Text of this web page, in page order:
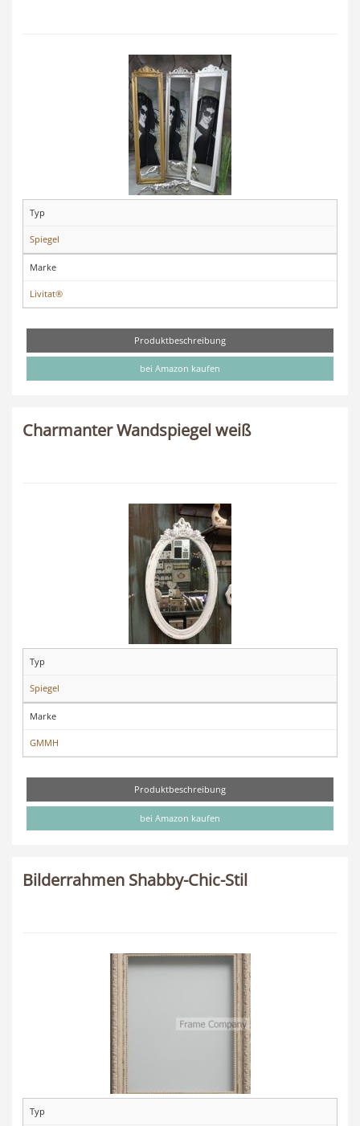
Typ
Spiegel
Marke
Livitat®
Produktbeschreibung
bei Amazon kaufen
Charmanter Wandspiegel weiß
Typ
Spiegel
Marke
GMMH
Produktbeschreibung
bei Amazon kaufen
Bilderrahmen Shabby-Chic-Stil
Typ